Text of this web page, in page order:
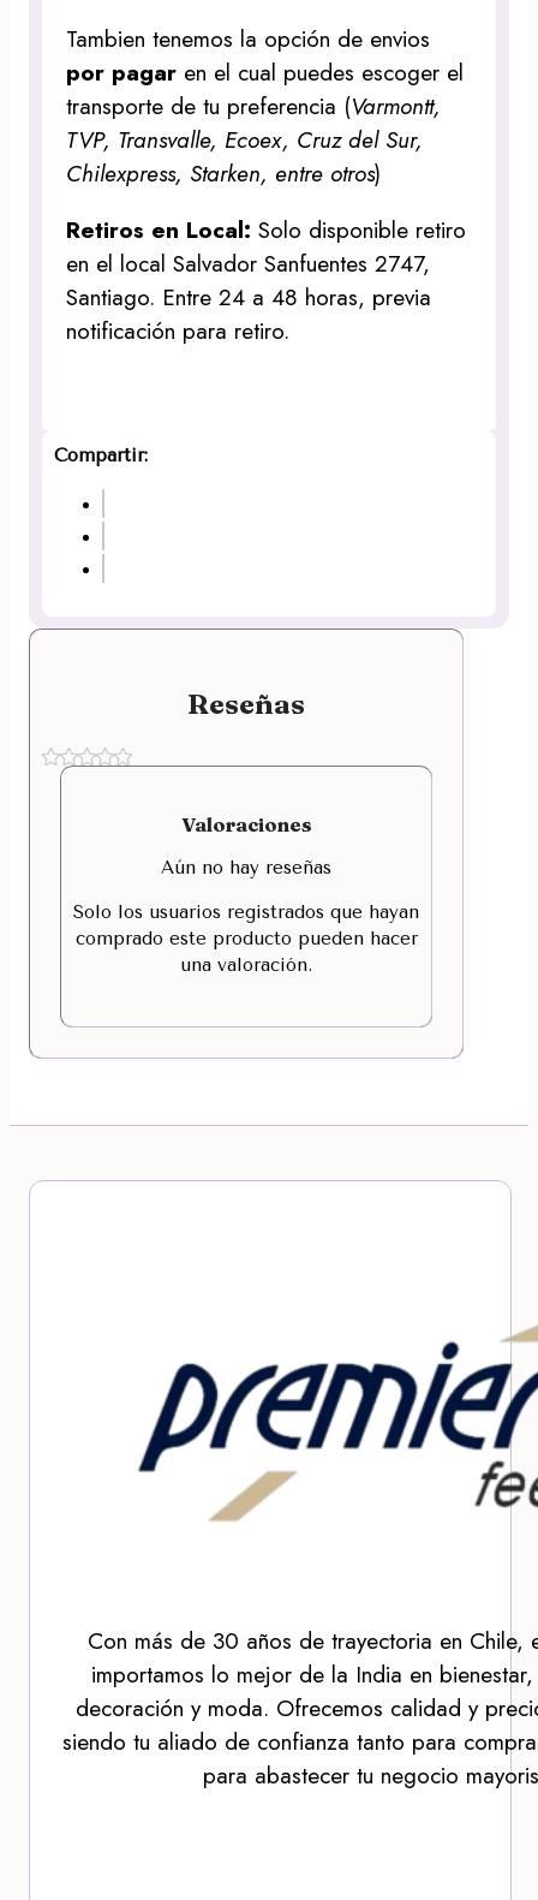
Tambien tenemos la opción de envios
por pagar en el cual puedes escoger el
transporte de tu preferencia (Varmontt,
TVP, Transvalle, Ecoex, Cruz del Sur,
Chilexpress, Starken, entre otros)
Retiros en Local:Solo disponible retiro
en el local Salvador Sanfuentes 2747,
Santiago. Entre 24 a 48 horas, previa
notificación para retiro.
Compartir:
Reseñas
Valoraciones
Aún no hay reseñas
Solo los usuarios registrados que hayan
comprado este producto pueden hacer
una valoración.
Con más de 30 años de trayectoria en Chile,
importamos lo mejor de la India en
decoración y moda. Ofrecemos calidad y
siendo tu aliado de confianza tanto para
para abastecer tu negocio